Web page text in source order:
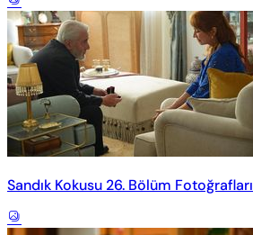
Sandık Kokusu 26. Bölüm Fotoğrafları